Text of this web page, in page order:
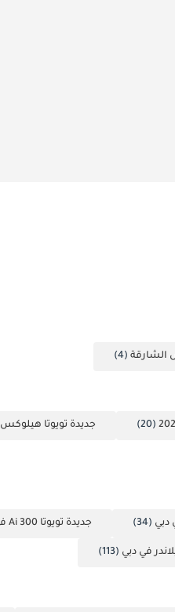
الشارقة (4)
(20) جديدة تويوتا هيلوكس 2022
دبي (34) جديدة تويوتا Ai 300 في دبي
في دبي (113)